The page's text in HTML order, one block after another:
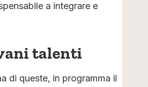
a integrare e
talenti
di queste, in programma il